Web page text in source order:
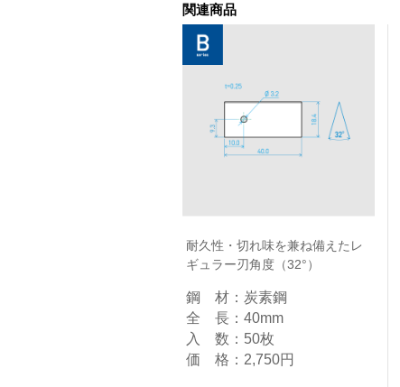
関連商品
耐久性・切れ味を兼ね備えたレ
ギュラー刃角度（32°）
鋼 材：炭素鋼​
全 長：40mm​
入 数：50枚
価 格：2,750円